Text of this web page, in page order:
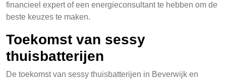
financieel expert of een energieconsultant te hebben om de
beste keuzes te maken.
Toekomst van sessy
thuisbatterijen
De toekomst van sessy thuisbatterijen in Beverwijk en